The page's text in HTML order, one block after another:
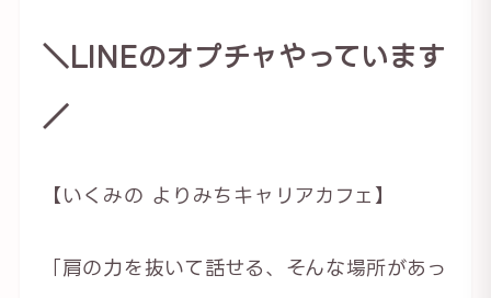
＼LINEのオプチャやっています
／
【いくみの よりみちキャリアカフェ】
「肩の力を抜いて話せる、そんな場所があっ